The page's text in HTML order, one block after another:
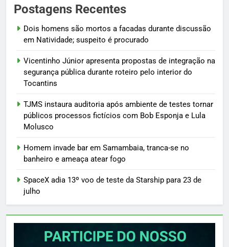
Postagens Recentes
Dois homens são mortos a facadas durante discussão
em Natividade; suspeito é procurado
Vicentinho Júnior apresenta propostas de integração na
segurança pública durante roteiro pelo interior do
Tocantins
TJMS instaura auditoria após ambiente de testes tornar
públicos processos fictícios com Bob Esponja e Lula
Molusco
Homem invade bar em Samambaia, tranca-se no
banheiro e ameaça atear fogo
SpaceX adia 13º voo de teste da Starship para 23 de
julho